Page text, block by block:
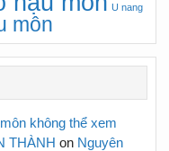
U nang
môn
không thể xem
THÀNH on Nguyên